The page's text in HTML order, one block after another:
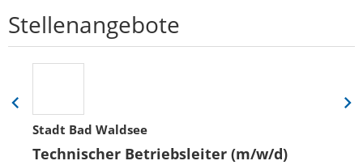
Stellenangebote
Stadt Bad Waldsee
Technischer Betriebsleiter (m/w/d)
Folie
zurück
Eine